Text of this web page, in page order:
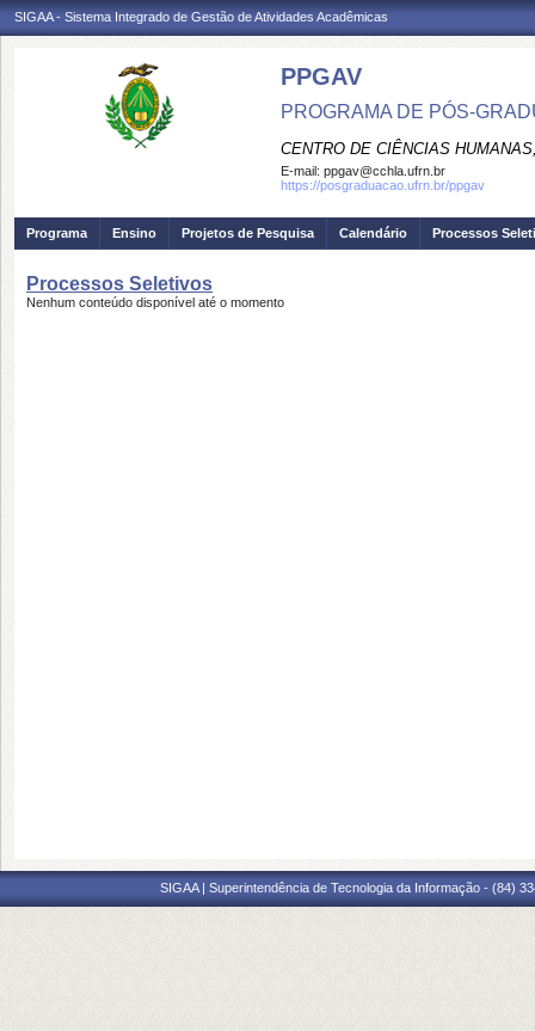
SIGAA - Sistema Integrado de Gestão de Atividades Acadêmicas
PPGAV
PROGRAMA DE PÓS-
CENTRO DE CIÊNCIAS
E-mail: ppgav@cchla.ufrn.br
https://posgraduacao.ufrn.br/ppgav
Programa Ensino Projetos de Pesquisa Calendário Processos
Processos Seletivos
Nenhum conteúdo disponível até o momento
SIGAA | Superintendência de Tecnologia da Informação - (84)